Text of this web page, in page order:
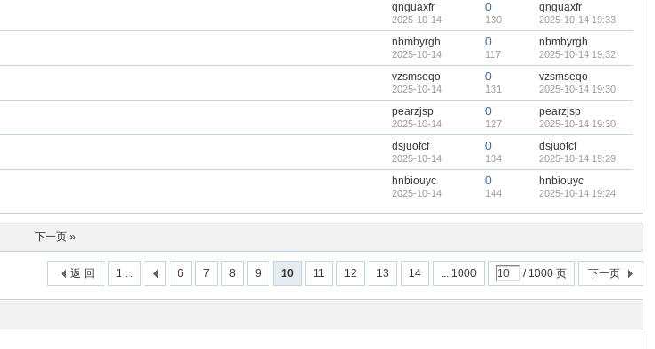
qnguaxfr
2025-10-14
0
130
qnguaxfr
2025-10-14 19:33
nbmbyrgh
2025-10-14
0
117
nbmbyrgh
2025-10-14 19:32
vzsmseqo
2025-10-14
0
131
vzsmseqo
2025-10-14 19:30
pearzjsp
2025-10-14
0
127
pearzjsp
2025-10-14 19:30
dsjuofcf
2025-10-14
0
134
dsjuofcf
2025-10-14 19:29
hnbiouyc
2025-10-14
0
144
hnbiouyc
2025-10-14 19:24
下一页 »
1 ... 6 7 8 9 10 11 12 13 14 ... 1000 / 1000 页 下一页
返 回